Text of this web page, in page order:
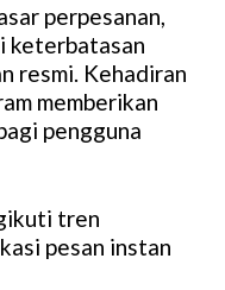
perpesanan,
keterbatasan
resmi. Kehadiran
memberikan
pengguna
tren
pesan instan